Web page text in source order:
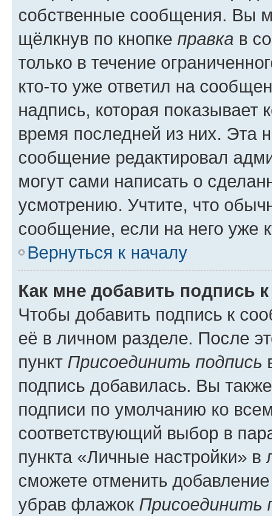
собственные сообщения. Вы
щёлкнув по кнопке правка в
только в течение
кто-то уже ответил на
надпись, которая показывает
время последней из них. Эта
сообщение редактировал
могут сами написать о
усмотрению. Учтите, что
сообщение, если на него уже
Вернуться к началу
Как мне добавить подпись
Чтобы добавить подпись к
её в личном разделе. После
пункт Присоединить подпись
подпись добавилась. Вы
подписи по умолчанию ко
соответствующий выбор в
пункта «Личные настройки»
сможете отменить
убрав флажок Присоединить